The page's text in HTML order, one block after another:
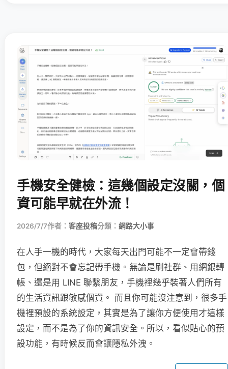
手機安全健檢：這幾個設定沒關，個
資可能早就在外流！
2026/7/7作者： 客座投稿分類： 網路大小事
在人手一機的時代，大家每天出門可能不一定會帶錢
包，但絕對不會忘記帶手機。無論是刷社群、用網銀轉
帳、還是用 LINE 聯繫朋友，手機裡幾乎裝著人們所有
的生活資訊跟敏感個資。 而且你可能沒注意到，很多手
機裡預設的系統設定，其實是為了讓你方便使用才這樣
設定，而不是為了你的資訊安全。所以，看似貼心的預
設功能，有時候反而會讓隱私外洩。